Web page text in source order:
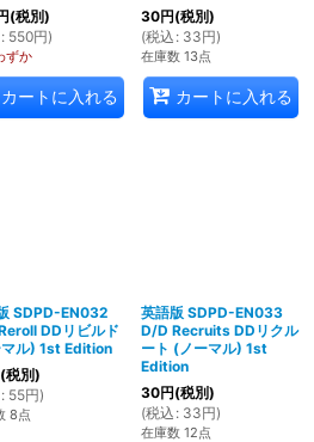
(税別)
: 550円)
ずか
カートに入れる
30円(税別)
(税込 : 33円)
在庫数 13点
カートに入れる
SDPD-EN032
DDリビルド
ル) 1st Edition
(税別)
: 55円)
8点
英語版 SDPD-EN033
D/D Recruits DDリクル
ート (ノーマル) 1st
Edition
30円(税別)
(税込 : 33円)
在庫数 12点